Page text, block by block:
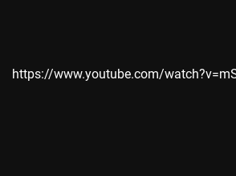
https://www.youtube.com/